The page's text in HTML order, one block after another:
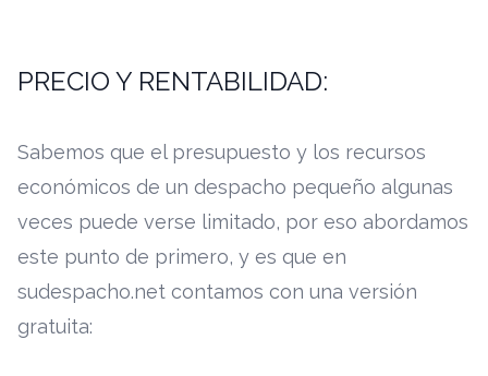
PRECIO Y RENTABILIDAD:
Sabemos que el presupuesto y los recursos
económicos de un despacho pequeño algunas
veces puede verse limitado, por eso abordamos
este punto de primero, y es que en
sudespacho.net contamos con una versión
gratuita: